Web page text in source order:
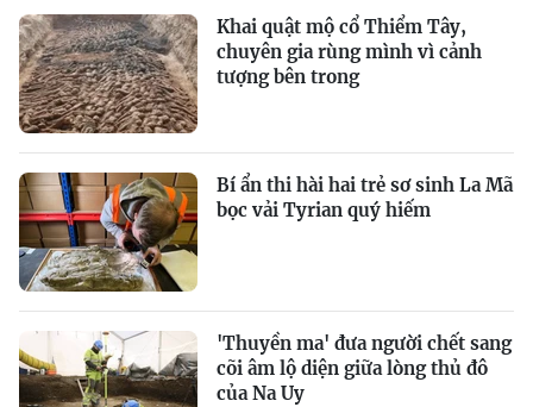
Khai quật mộ cổ Thiểm Tây,
chuyên gia rùng mình vì cảnh
tượng bên trong
Bí ẩn thi hài hai trẻ sơ sinh La Mã
bọc vải Tyrian quý hiếm
'Thuyền ma' đưa người chết sang
cõi âm lộ diện giữa lòng thủ đô
của Na Uy